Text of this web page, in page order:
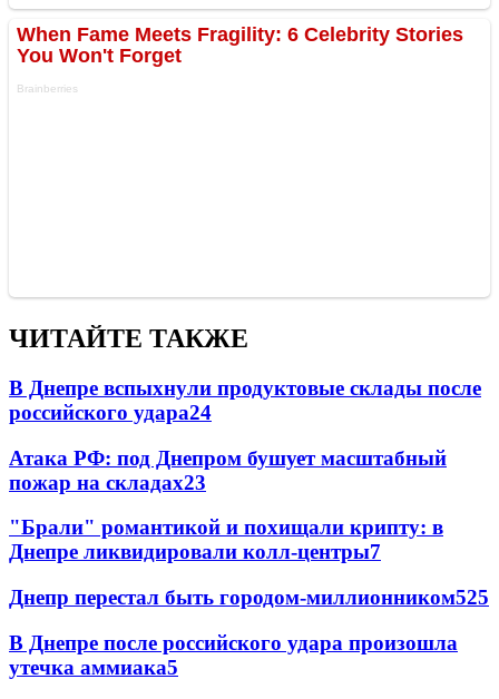
ЧИТАЙТЕ ТАКЖЕ
В Днепре вспыхнули продуктовые склады после
российского удара24
Атака РФ: под Днепром бушует масштабный
пожар на складах23
"Брали" романтикой и похищали крипту: в
Днепре ликвидировали колл-центры7
Днепр перестал быть городом-миллионником525
В Днепре после российского удара произошла
утечка аммиака5